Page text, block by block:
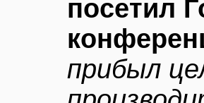
посетил
прибыл